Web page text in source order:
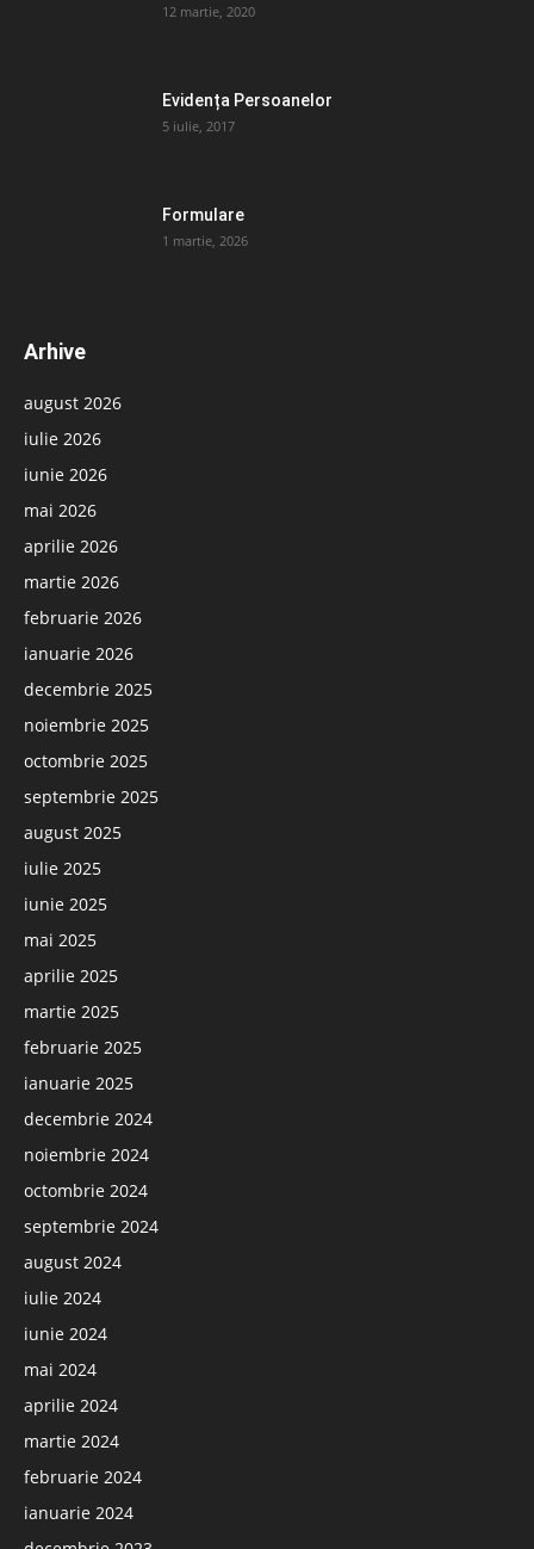
12 martie, 2020
Evidența Persoanelor
5 iulie, 2017
Formulare
1 martie, 2026
Arhive
august 2026
iulie 2026
iunie 2026
mai 2026
aprilie 2026
martie 2026
februarie 2026
ianuarie 2026
decembrie 2025
noiembrie 2025
octombrie 2025
septembrie 2025
august 2025
iulie 2025
iunie 2025
mai 2025
aprilie 2025
martie 2025
februarie 2025
ianuarie 2025
decembrie 2024
noiembrie 2024
octombrie 2024
septembrie 2024
august 2024
iulie 2024
iunie 2024
mai 2024
aprilie 2024
martie 2024
februarie 2024
ianuarie 2024